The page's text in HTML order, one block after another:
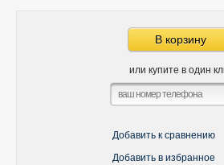
В корзину
или купите в один
Добавить к сравнению
Добавить в избранное